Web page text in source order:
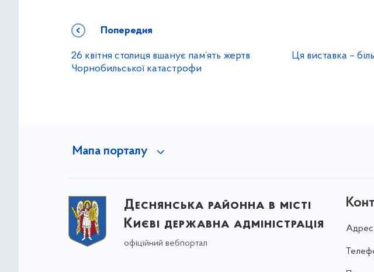
Попередня
26 квітня столиця вшанує пам’ять жертв
Чорнобильської катастрофи
Ця виставка –
Мапа порталу
Деснянська районна в місті
Києві державна адміністрація
офіційний вебпортал